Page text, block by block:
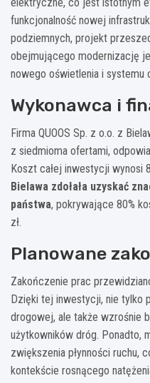
funkcjonalność nowej
podziemnych, projekt
obejmującego modernizację
nowego oświetlenia i
Wykonawca i
Firma QUOOS Sp. z o.o. z
z siedmioma ofertami,
Koszt całej inwestycji wynosi
Bielawa zdołała uzyskać
państwa, pokrywające 80%
zł.
Planowane
Zakończenie prac
Dzięki tej inwestycji, nie tylko
drogowej, ale także wzrośnie
użytkowników dróg. Ponadto,
zwiększenia płynności ruchu,
kontekście rosnącego